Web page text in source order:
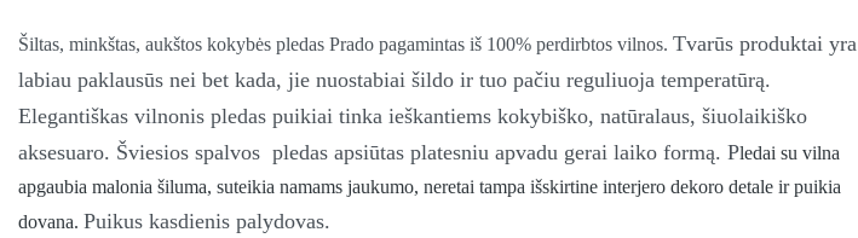
Šiltas, minkštas, aukštos kokybės pledas Prado pagamintas iš 100% perdirbtos vilnos. Tvarūs produktai yra
labiau paklausūs nei bet kada, jie nuostabiai šildo ir tuo pačiu reguliuoja temperatūrą.
Elegantiškas vilnonis pledas puikiai tinka ieškantiems kokybiško, natūralaus, šiuolaikiško
aksesuaro. Šviesios spalvos pledas apsiūtas platesniu apvadu gerai laiko formą. Pledai su vilna
apgaubia malonia šiluma, suteikia namams jaukumo, neretai tampa išskirtine interjero dekoro detale ir puikia
dovana. Puikus kasdienis palydovas.